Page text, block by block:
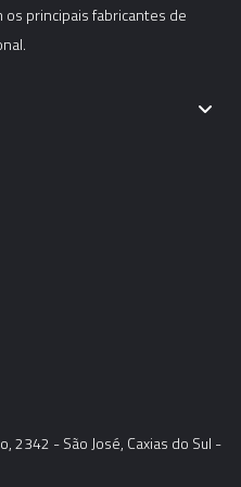
PINÇA ER-40 -
PINÇA ER-40 -
PINÇA ER-40 -
principais fabricantes de
2342 - São José, Caxias do Sul -